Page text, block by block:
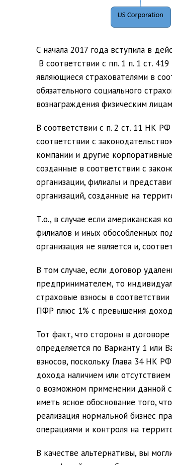
С начала 2017 года вступила в
В соответствии с пп. 1 п. 1 ст.
являющиеся страхователями в
обязательного социального
вознаграждения физическим
В соответствии с п. 2 ст. 11 НК РФ
соответствии с
компании и другие
созданные в соответствии с
организации, филиалы и
организаций, созданные на
Т.о., в случае если американская
филиалов и иных обособленных
организация не является и,
В том случае, если договор
предпринимателем, то
страховые взносы в
ПФР плюс 1% с превышения
Тот факт, что стороны в
определяется по Варианту 1 или
взносов, поскольку Глава 34 НК
дохода наличием или
о возможном применении данной
иметь ясное обоснование того,
реализация нормальной бизнес
операциями и контроля на
В качестве альтернативы, вы